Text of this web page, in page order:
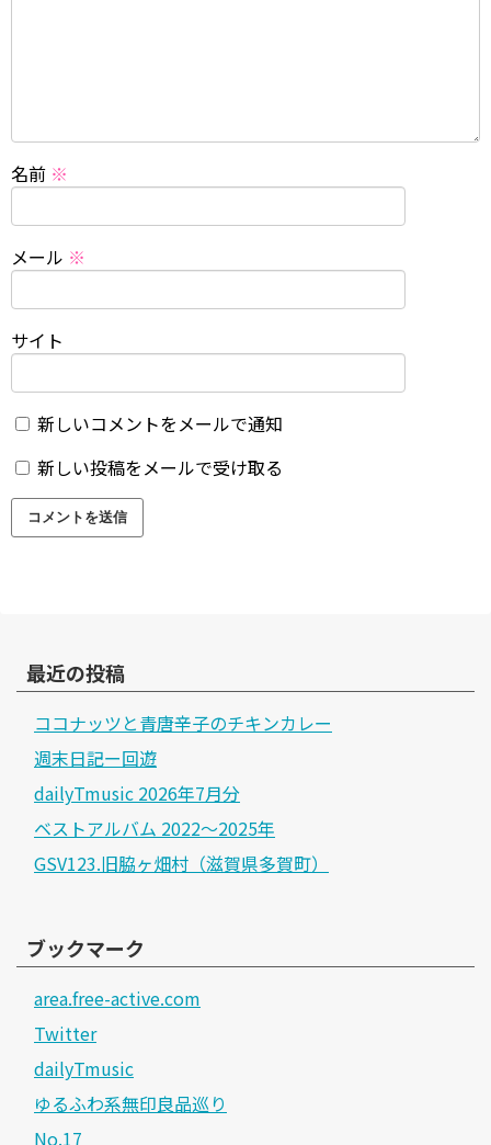
名前 ※
メール ※
サイト
新しいコメントをメールで通知
新しい投稿をメールで受け取る
最近の投稿
ココナッツと青唐辛子のチキンカレー
週末日記ー回遊
dailyTmusic 2026年7月分
ベストアルバム 2022～2025年
GSV123.旧脇ヶ畑村（滋賀県多賀町）
ブックマーク
area.free-active.com
Twitter
dailyTmusic
ゆるふわ系無印良品巡り
No.17